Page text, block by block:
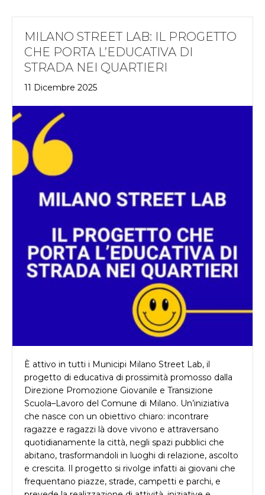
MILANO STREET LAB: IL PROGETTO
CHE PORTA L’EDUCATIVA DI
STRADA NEI QUARTIERI
11 Dicembre 2025
È attivo in tutti i Municipi Milano Street Lab, il
progetto di educativa di prossimità promosso dalla
Direzione Promozione Giovanile e Transizione
Scuola–Lavoro del Comune di Milano. Un’iniziativa
che nasce con un obiettivo chiaro: incontrare
ragazze e ragazzi là dove vivono e attraversano
quotidianamente la città, negli spazi pubblici che
abitano, trasformandoli in luoghi di relazione, ascolto
e crescita. Il progetto si rivolge infatti ai giovani che
frequentano piazze, strade, campetti e parchi, e